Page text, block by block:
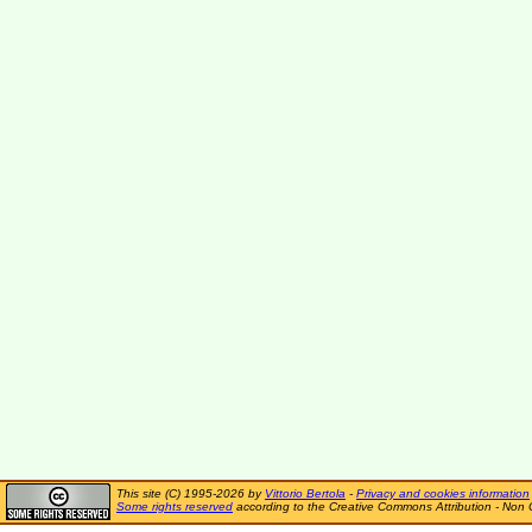
This site (C) 1995-2026 by Vittorio Bertola - Privacy and cookies information
Some rights reserved according to the Creative Commons Attribution - Non